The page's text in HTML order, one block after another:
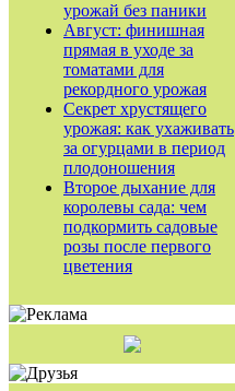
урожай без паники
Август: финишная
прямая в уходе за
томатами для
рекордного урожая
Секрет хрустящего
урожая: как ухаживать
за огурцами в период
плодоношения
Второе дыхание для
королевы сада: чем
подкормить садовые
розы после первого
цветения